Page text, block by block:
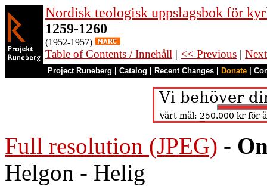
Nordisk teologisk uppslagsbok för
1259-1260
(1952-1957)
Table of Contents / Innehåll | << Previous |
Project Runeberg Catalog Recent Changes Donate
Full resolution (JPEG) -
Helgon - Helig